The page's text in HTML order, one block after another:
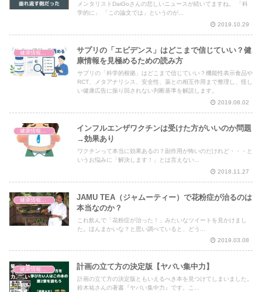
メンタリストDaiGoさんの悲しいニュースが続いてますね。 「科
学的に」 「この論文では」というのが...
2019.10.29
健康情報の読み解き・考え方
サプリの「エビデンス」はどこまで信じていい？健
康情報を見極めるための読み方
サプリの「科学的根拠」はどこまで信じていい？機能性表示食品や
RCT、メタアナリシス、安全性、薬との相互作用まで整理し、怪し
い健康広告に振り回されない判断基準を解説します。
2019.08.02
健康情報の読み解き・考え方
インフルエンザワクチンは受けた方がいいのか問題
→効果あり
ワクチンって本当に効果あるの？副作用が怖いのだけれど・・・と
いうお悩みに「解決します！」とは言えない...
2018.11.27
健康情報の読み解き・考え方
JAMU TEA（ジャムーティー）で花粉症が治るのは
本当なのか？
これ飲んで「花粉症が治った！」みたいなツイートを見かけまし
た。ほんまかいな？と思い調べていると、どう...
2019.03.08
健康情報の読み解き・考え方 計画の立て方の決定版【ヤバい集中力】
計画の立て方の決定版ともいえるべき本を見つけてしまいました。
鈴木祐さんの著書『ヤバい集中力』です。こ...